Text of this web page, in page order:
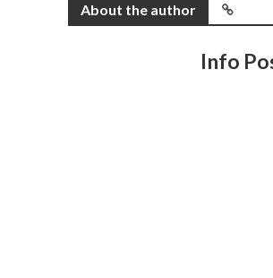
About the author
Info